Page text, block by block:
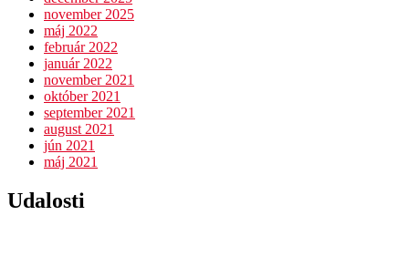
november 2025
máj 2022
február 2022
január 2022
november 2021
október 2021
september 2021
august 2021
jún 2021
máj 2021
Udalosti